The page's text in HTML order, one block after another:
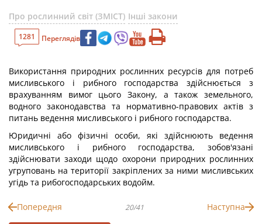
Про рослинний світ (ЗМІСТ) Інші закони
1281 Переглядів
Використання природних рослинних ресурсів для потреб
мисливського і рибного господарства здійснюється з
врахуванням вимог цього Закону, а також земельного,
водного законодавства та нормативно-правових актів з
питань ведення мисливського і рибного господарства.
Юридичні або фізичні особи, які здійснюють ведення
мисливського і рибного господарства, зобов'язані
здійснювати заходи щодо охорони природних рослинних
угруповань на території закріплених за ними мисливських
угідь та рибогосподарських водойм.
Попередня 20/41 Наступна